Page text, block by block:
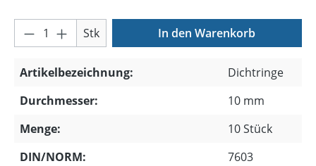
Produkt Anzahl: Gib den gewünschten
Stk In den Warenkorb
Artikelbezeichnung:
Dichtringe
Durchmesser:
10 mm
Menge:
10 Stück
DIN/NORM:
7603